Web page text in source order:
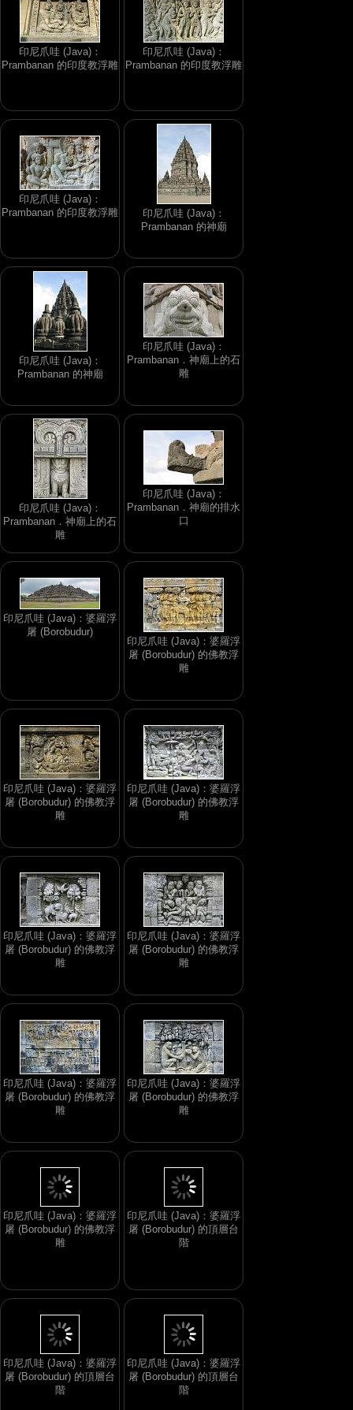
印尼爪哇 (Java)：
Prambanan 的印度教浮雕
印尼爪哇 (Java)：
Prambanan 的印度教浮雕
印尼爪哇 (Java)：
Prambanan 的印度教浮雕
印尼爪哇 (Java)：
Prambanan 的神廟
印尼爪哇 (Java)：
Prambanan 的神廟
印尼爪哇 (Java)：
Prambanan．神廟上的石
雕
印尼爪哇 (Java)：
Prambanan．神廟上的石
雕
印尼爪哇 (Java)：
Prambanan．神廟的排水
口
印尼爪哇 (Java)：婆羅浮
屠 (Borobudur)
印尼爪哇 (Java)：婆羅浮
屠 (Borobudur) 的佛教浮
雕
印尼爪哇 (Java)：婆羅浮
屠 (Borobudur) 的佛教浮
雕
印尼爪哇 (Java)：婆羅浮
屠 (Borobudur) 的佛教浮
雕
印尼爪哇 (Java)：婆羅浮
屠 (Borobudur) 的佛教浮
雕
印尼爪哇 (Java)：婆羅浮
屠 (Borobudur) 的佛教浮
雕
印尼爪哇 (Java)：婆羅浮
屠 (Borobudur) 的佛教浮
雕
印尼爪哇 (Java)：婆羅浮
屠 (Borobudur) 的佛教浮
雕
印尼爪哇 (Java)：婆羅浮
屠 (Borobudur) 的佛教浮
印尼爪哇 (Java)：婆羅浮
屠 (Borobudur) 的頂層台
印尼爪哇 (Java)：婆羅浮
屠 (Borobudur) 的頂層台
印尼爪哇 (Java)：婆羅浮
屠 (Borobudur) 的頂層台